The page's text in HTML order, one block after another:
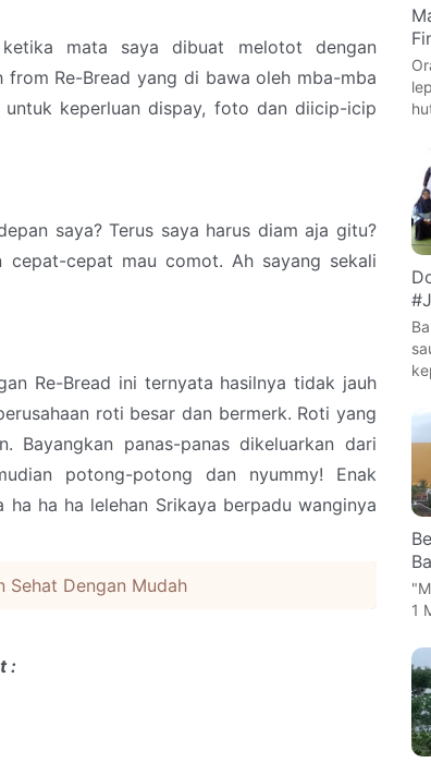
mata saya dibuat melotot dengan
Re-Bread yang di bawa oleh mba-mba
keperluan dispay, foto dan diicip-icip
saya? Terus saya harus diam aja gitu?
cepat-cepat mau comot. Ah sayang sekali
Re-Bread ini ternyata hasilnya tidak jauh
roti besar dan bermerk. Roti yang
Bayangkan panas-panas dikeluarkan dari
potong-potong dan nyummy! Enak
ha ha lelehan Srikaya berpadu wanginya
Sehat Dengan Mudah
:
1